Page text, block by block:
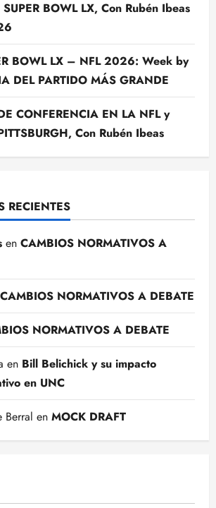
BOWL LX, Con Rubén Ibeas
BOWL LX – NFL 2026: Week by
DEL PARTIDO MÁS GRANDE
CONFERENCIA EN LA NFL y
Con Rubén Ibeas
RECIENTES
en CAMBIOS NORMATIVOS A
CAMBIOS NORMATIVOS A DEBATE
NORMATIVOS A DEBATE
en Bill Belichick y su impacto
en UNC
Berral en MOCK DRAFT